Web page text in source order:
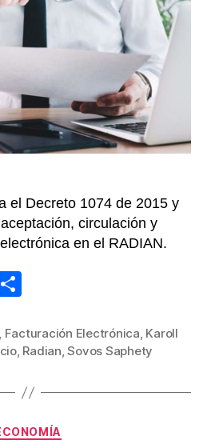
título
el Decreto 1074 de 2015 y
circulación y
en el RADIAN.
Pi
m
p
ar
, Facturación Electrónica, Karoll
, Radian,Sovos Saphety
Categorías